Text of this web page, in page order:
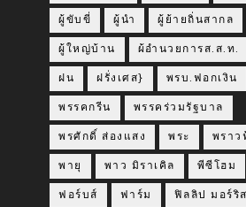
ผู้ขับขี่ ผู้นำ ผู้ย้ายถิ่นสากล
ผู้ใหญ่บ้าน ผ้อำนวยการส.ส.ท.
ฝน ฝรั่งเศส} พรบ.ฟอกเงิน
พรรคกรีน พรรคร่วมรัฐบาล
พรศักดิ์ ส่องแสง พระ พราว
พายุ พาว มิราเคิล พีซีโฮม
ฟอร์บส์ ฟาร์ม ฟิลลิป มอร์ริส